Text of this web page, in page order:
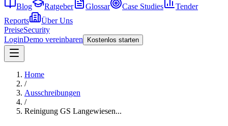
Blog Ratgeber Glossar Case Studies
Tender
Reports
Über Uns
PreiseSecurity
LoginDemo vereinbaren Kostenlos starten
Home
/
Ausschreibungen
/
Reinigung GS Langewiesen...